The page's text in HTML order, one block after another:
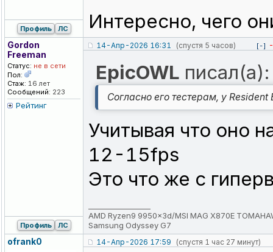
Интересно, чего
Профиль ЛС
Gordon
Freeman
Статус: не в сети
Пол:
Стаж: 16 лет
Сообщений: 223
Рейтинг
14-Апр-2026 16:31 (спустя 5 часов) [-]
EpicOWL писал(а):
Согласно его тестерам, у
Учитывая что оно
12-15fps
Это что же с
AMD Ryzen9 9950x3d/MSI MAG X870E
Samsung Odyssey G7
Профиль ЛС
ofrank0 14-Апр-2026 17:59 (спустя 1 час 27 минут)